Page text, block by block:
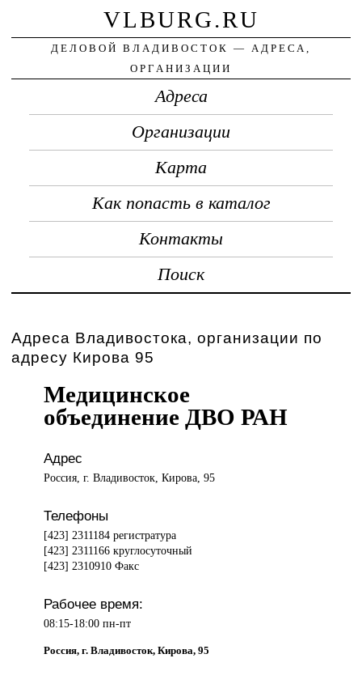
VLBURG.RU
ДЕЛОВОЙ ВЛАДИВОСТОК — АДРЕСА,
ОРГАНИЗАЦИИ
Адреса
Организации
Карта
Как попасть в каталог
Контакты
Поиск
Адреса Владивостока, организации по
адресу Кирова 95
Медицинское
объединение ДВО РАН
Адрес
Россия, г. Владивосток, Кирова, 95
Телефоны
[423] 2311184 регистратура
[423] 2311166 круглосуточный
[423] 2310910 Факс
Рабочее время:
08:15-18:00 пн-пт
Россия, г. Владивосток, Кирова, 95